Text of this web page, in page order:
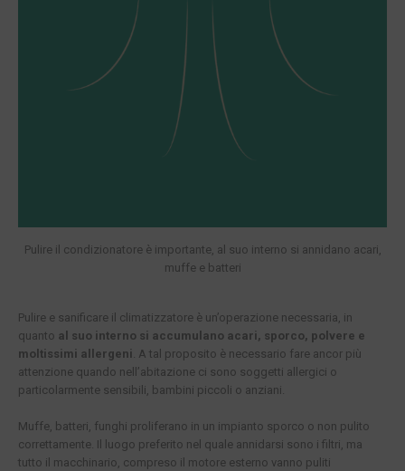
Pulire il condizionatore è importante, al suo interno si annidano acari,
muffe e batteri
Pulire e sanificare il climatizzatore è un’operazione necessaria, in
quanto al suo interno si accumulano acari, sporco, polvere e
moltissimi allergeni. A tal proposito è necessario fare ancor più
attenzione quando nell’abitazione ci sono soggetti allergici o
particolarmente sensibili, bambini piccoli o anziani.
Muffe, batteri, funghi proliferano in un impianto sporco o non pulito
correttamente. Il luogo preferito nel quale annidarsi sono i filtri, ma
tutto il macchinario, compreso il motore esterno vanno puliti